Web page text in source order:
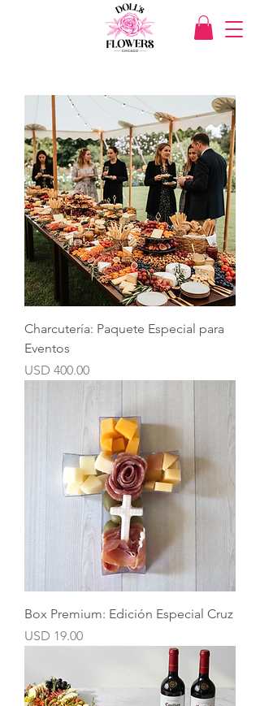
Charcutería: Paquete Especial para
Eventos
Precio
USD 400.00
Box Premium: Edición Especial Cruz
Precio
USD 19.00